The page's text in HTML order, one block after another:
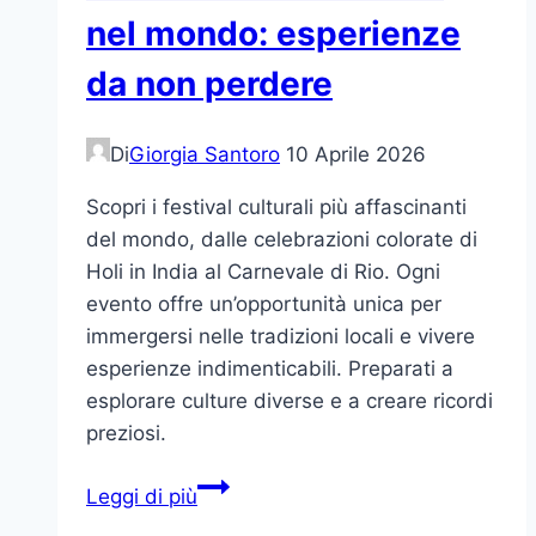
nel mondo: esperienze
da non perdere
DiGiorgia Santoro 10 Aprile 2026
Scopri i festival culturali più affascinanti
del mondo, dalle celebrazioni colorate di
Holi in India al Carnevale di Rio. Ogni
evento offre un’opportunità unica per
immergersi nelle tradizioni locali e vivere
esperienze indimenticabili. Preparati a
esplorare culture diverse e a creare ricordi
preziosi.
Leggi di piùFestival